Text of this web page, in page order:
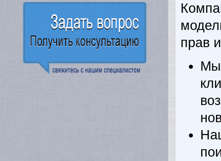
прав
Мы